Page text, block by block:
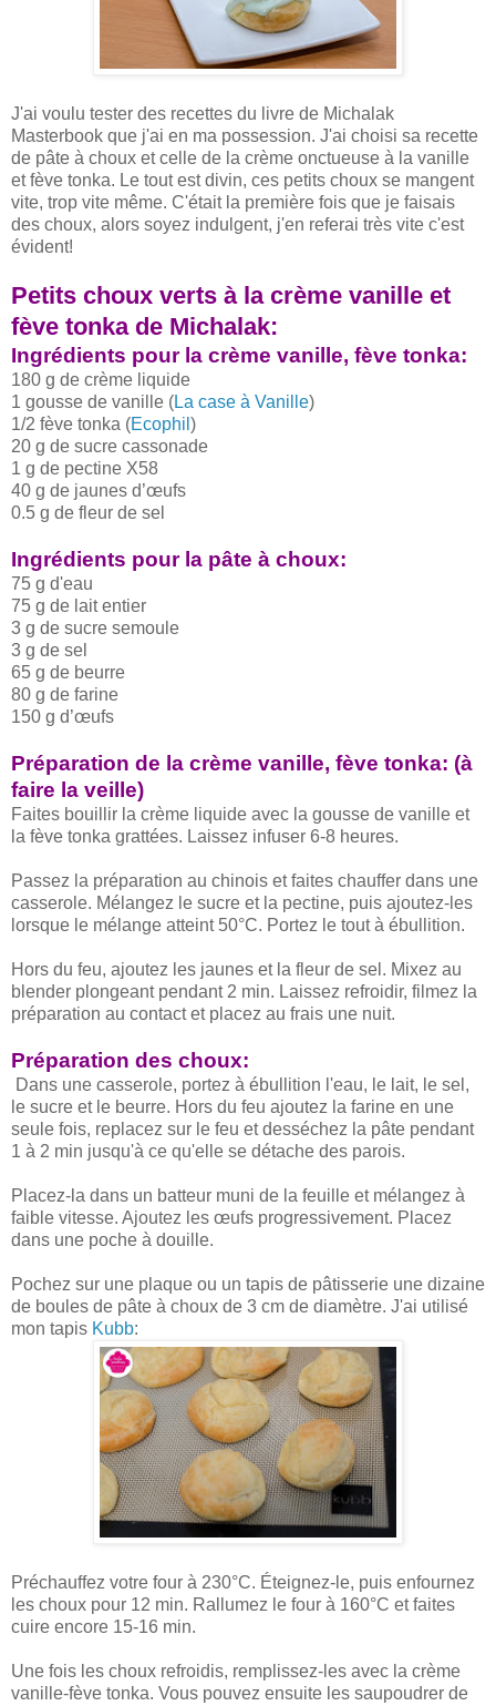
J'ai voulu tester des recettes du livre de Michalak
Masterbook que j'ai en ma possession. J'ai choisi sa recette
de pâte à choux et celle de la crème onctueuse à la vanille
et fève tonka. Le tout est divin, ces petits choux se mangent
vite, trop vite même. C'était la première fois que je faisais
des choux, alors soyez indulgent, j'en referai très vite c'est
évident!
Petits choux verts à la crème vanille et
fève tonka de Michalak:
Ingrédients pour la crème vanille, fève tonka:
180 g de crème liquide
1 gousse de vanille (La case à Vanille)
1/2 fève tonka (Ecophil )
20 g de sucre cassonade
1 g de pectine X58
40 g de jaunes d’œufs
0.5 g de fleur de sel
Ingrédients pour la pâte à choux:
75 g d'eau
75 g de lait entier
3 g de sucre semoule
3 g de sel
65 g de beurre
80 g de farine
150 g d’œufs
Préparation de la crème vanille, fève tonka: (à
faire la veille)
Faites bouillir la crème liquide avec la gousse de vanille et
la fève tonka grattées. Laissez infuser 6-8 heures.
Passez la préparation au chinois et faites chauffer dans une
casserole. Mélangez le sucre et la pectine, puis ajoutez-les
lorsque le mélange atteint 50°C. Portez le tout à ébullition.
Hors du feu, ajoutez les jaunes et la fleur de sel. Mixez au
blender plongeant pendant 2 min. Laissez refroidir, filmez la
préparation au contact et placez au frais une nuit.
Préparation des choux:
Dans une casserole, portez à ébullition l'eau, le lait, le sel,
le sucre et le beurre. Hors du feu ajoutez la farine en une
seule fois, replacez sur le feu et desséchez la pâte pendant
1 à 2 min jusqu'à ce qu'elle se détache des parois.
Placez-la dans un batteur muni de la feuille et mélangez à
faible vitesse. Ajoutez les œufs progressivement. Placez
dans une poche à douille.
Pochez sur une plaque ou un tapis de pâtisserie une dizaine
de boules de pâte à choux de 3 cm de diamètre. J'ai utilisé
mon tapis Kubb:
Préchauffez votre four à 230°C. Éteignez-le, puis enfournez
les choux pour 12 min. Rallumez le four à 160°C et faites
cuire encore 15-16 min.
Une fois les choux refroidis, remplissez-les avec la crème
vanille-fève tonka. Vous pouvez ensuite les saupoudrer de